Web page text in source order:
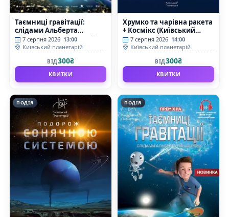
Таємниці гравітації:
слідами Альберта
Ейнштейна (Київський
планетарій)
7 серпня 2026 13:00
Київський планетарій
ВІД300₴
КВИТКИ
Хрумко та чарівна ракета
+ Космікс (Київський
планетарій)
7 серпня 2026 14:00
Київський планетарій
ВІД300₴
КВИТКИ
ПОДІЯ ПОДІЯ